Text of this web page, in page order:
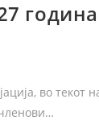
година
во